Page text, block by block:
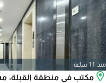
منذ 11 ساعة